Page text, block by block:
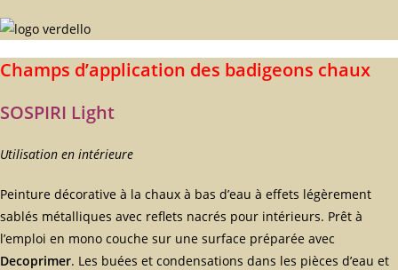
Champs d’application des badigeons chaux
SOSPIRI Light
Utilisation en intérieure
Peinture décorative à la chaux à bas d’eau à effets légèrement
sablés métalliques avec reflets nacrés pour intérieurs. Prêt à
l’emploi en mono couche sur une surface préparée avec
Decoprimer. Les buées et condensations dans les pièces d’eau et